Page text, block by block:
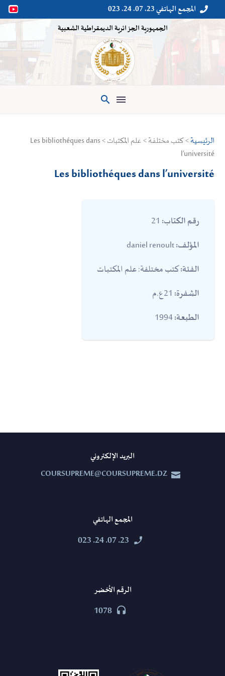

 المجمع الهاتفي 23. 07. 24. 023
الجمهورية الجزائرية الديمقراطية الشعبية

الرئيسية
> كتب مختلفة > علم المكتبات > Les bibliothéques dans
l’université
Les bibliothéques dans l’université
رقم الكتاب:
المؤلف:
الفئة:كتب مختلفة: علم المكتبات
الشفرة:
الطبعة:
البريد الإلكتروني


COURSUPREME@COURSUPREME.DZ
المجمع الهاتفي


23. 07. 24. 023
الرقم الأخضر


1078